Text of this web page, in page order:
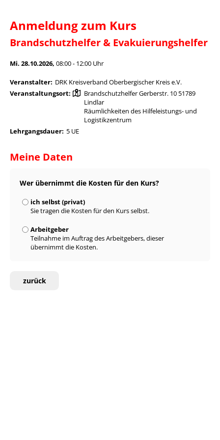
Anmeldung zum Kurs
Brandschutzhelfer & Evakuierungshelfer
Mi. 28.10.2026, 08:00 - 12:00 Uhr
Veranstalter: DRK Kreisverband Oberbergischer Kreis e.V.
Veranstaltungsort:
Brandschutzhelfer Gerberstr. 10 51789
Lindlar
Räumlichkeiten des Hilfeleistungs- und
Logistikzentrum
Lehrgangsdauer: 5 UE
Meine Daten
Wer übernimmt die Kosten für den Kurs?
ich selbst (privat)
Sie tragen die Kosten für den Kurs selbst.
Arbeitgeber
Teilnahme im Auftrag des Arbeitgebers, dieser
übernimmt die Kosten.
zurück